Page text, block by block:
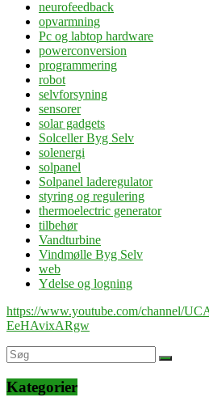
neurofeedback
opvarmning
Pc og labtop hardware
powerconversion
programmering
robot
selvforsyning
sensorer
solar gadgets
Solceller Byg Selv
solenergi
solpanel
Solpanel laderegulator
styring og regulering
thermoelectric generator
tilbehør
Vandturbine
Vindmølle Byg Selv
web
Ydelse og logning
https://www.youtube.com/channel/
EeHAvixARgw
Kategorier